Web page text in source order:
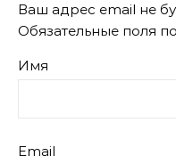
Ваш адрес email не
Обязательные поля
Имя
Email